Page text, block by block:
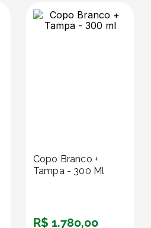
Copo Branco +
Tampa - 300 Ml
R$ 1.780,00